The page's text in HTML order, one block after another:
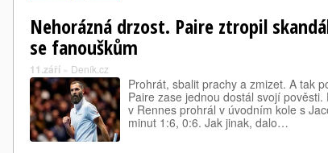
Nehorázná drzost. Paire ztropil
se fanouškům
11.září » Deník.cz
Prohrát, sbalit prachy a zmizet. A tak
Paire zase jednou dostál svojí
v Rennes prohrál v úvodním kole s
minut 1:6, 0:6. Jak jinak, dalo…